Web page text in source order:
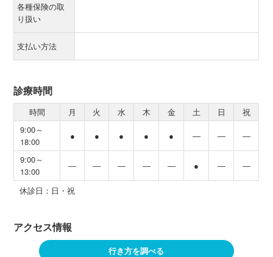
各種保険の取
り扱い
支払い方法
診療時間
時間 月 火 水 木 金 土 日
祝
9:00～
18:00
● ● ● ● ● ― ― ―
9:00～
13:00
― ― ― ― ― ● ― ―
休診日：日・祝
アクセス情報
行き方を調べる